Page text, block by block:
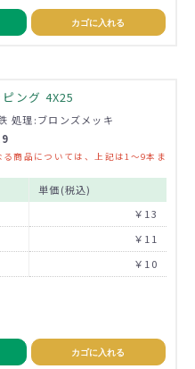
カゴに入れる
ング 4X25
処理:ブロンズメッキ
商品については、上記は1～9本ま
単価(税込)
￥13
￥11
￥10
カゴに入れる